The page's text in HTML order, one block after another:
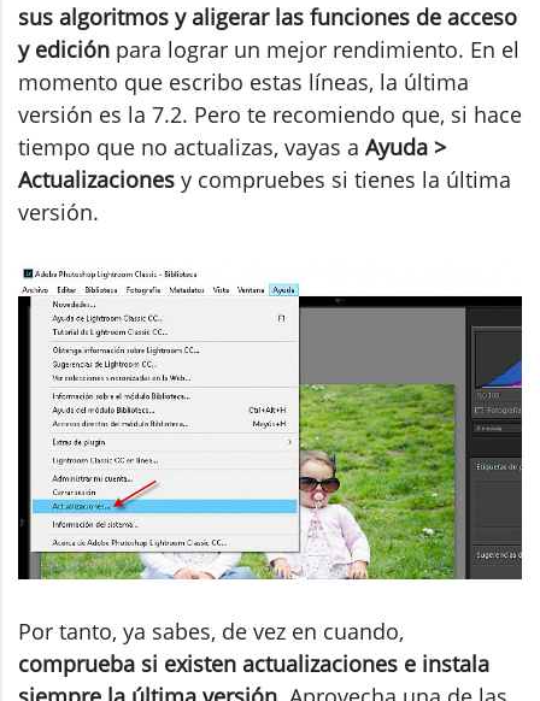
sus algoritmos y aligerar las funciones de acceso
y edición para lograr un mejor rendimiento. En el
momento que escribo estas líneas, la última
versión es la 7.2. Pero te recomiendo que, si hace
tiempo que no actualizas, vayas a Ayuda >
Actualizaciones y compruebes si tienes la última
versión.
Por tanto, ya sabes, de vez en cuando,
comprueba si existen actualizaciones e instala